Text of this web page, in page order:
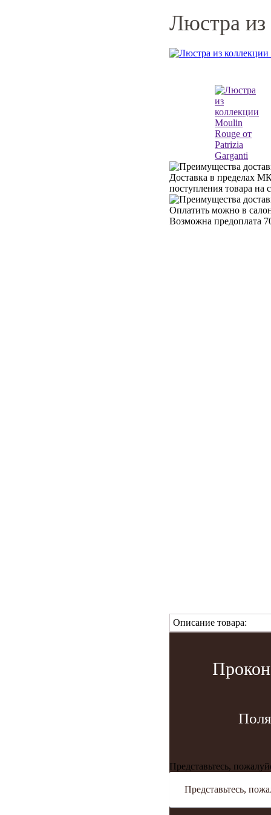
Люстра из
Доставка в пределах
поступления товара на
Оплатить можно в
Возможна предоплата
Описание товара:
Представьтесь,